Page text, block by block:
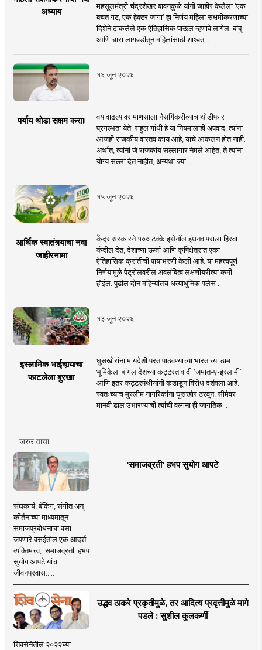
अध्याय
महसूलमंत्री चंद्रशेखर बावनकुळे यांनी जाहीर केलेला ‘एक
बचत गट, एक हेक्टर जागा’ हा निर्णय महिला सक्षमीकरणाच्या
दिशेने टाकलेले एक ऐतिहासिक पाऊल म्हणावे लागेल. बांबू
आणि चारा लागवडीतून महिलांसाठी शाश्वत ..
१६ जून २०२६
पर्याय थोडा सक्षम करा!
वय वाढल्यावर माणसाला नैसर्गिकरीत्याच थोडीफार
प्रगल्भता येते. राहुल गांधी हे या नियमालाही अपवाद! त्यांना
आजही राजकीय वास्तव काय आहे, याचे आकलन होत नाही.
अर्थात, त्यांनी जे राजकीय सल्लागार नेमले आहेत, ते त्यांना
योग्य सल्ला देत नाहीत, अन्यथा ज्या ..
१५ जून २०२६
आर्थिक स्वातंत्र्याचा नवा
जाहीरनामा
केंद्र सरकारने १०० टक्के इथेनॉल इंधनवापराला हिरवा
कंदील देत, देशाच्या ऊर्जा आणि कृषिक्षेत्रात एका
ऐतिहासिक क्रांतीची पायाभरणी केली आहे. या महत्त्वपूर्ण
निर्णयामुळे पेट्रोलवरील अवलंबित्व लक्षणीयरीत्या कमी
होईल. पुढील दोन महिन्यांतच अत्याधुनिक फ्लेस ..
१३ जून २०२६
इस्लामिक भाईचार्‍याचा
फाटलेला बुरखा
घुसखोरांना मायदेशी परत पाठवण्याच्या भारताच्या ठाम
भूमिकेला बांगलादेशच्या कट्टरतावादी ‘जमात-ए-इस्लामी’
आणि इतर कट्टरपंथीयांनी कडाडून विरोध दर्शवला आहे.
स्वतःच्याच मुस्लीम नागरिकांना घुसखोर ठरवून, सीमेवर
मानवी ढाल उभारण्याची त्यांची वल्गना ही जागतिक ..
जरुर वाचा
'समाजव्रती' हभप सुयोग आपटे
संघकार्य, बँकिंग, संगीत अन्
कीर्तनाच्या माध्यमातून
समाजप्रबोधनाचा वसा
जपणारे वसईतील एक आदर्श
व्यक्तिमत्त्व, 'समाजव्रती' हभप
सुयोग आपटे यांचा
जीवनप्रवास.....
उद्धव ठाकरे प्रकृतीमुळे, तर आदित्य प्रवृत्तीमुळे मागे
पडले : सुशील कुलकर्णी
शिवसेनेतील २०२२च्या